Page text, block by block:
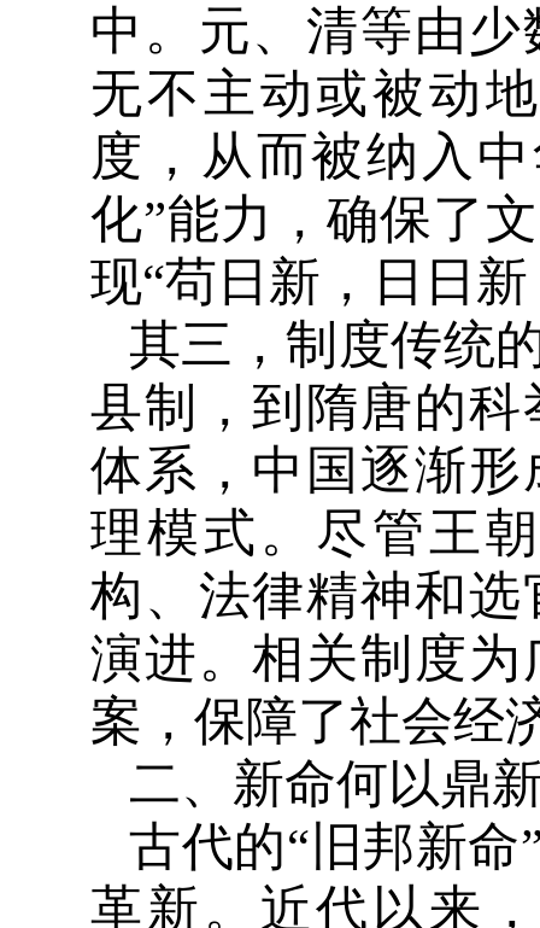
中。元、清等由
无不主动或被动
度，从而被纳入
化”能力，确保了
现“苟日新，日日
其三，制度传统
县制，到隋唐的
体系，中国逐渐
理模式。尽管王
构、法律精神和
演进。相关制度
案，保障了社会经
二、新命何以鼎
古代的“旧邦新
革新。近代以来